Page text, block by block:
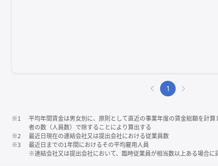
1
※1
平均年間賃金は男女別に、原則として直近の事業年度の賃金総額を計
者の数（人員数）で除することにより算出する
※2
最近日現在の連結会社又は提出会社における従業員数
※3
最近日までの1年間におけるその平均雇用人員
※連結会社又は提出会社において、臨時従業員が相当数以上ある場合に